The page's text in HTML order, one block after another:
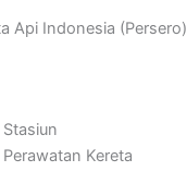
Api Indonesia (Persero)
Kereta